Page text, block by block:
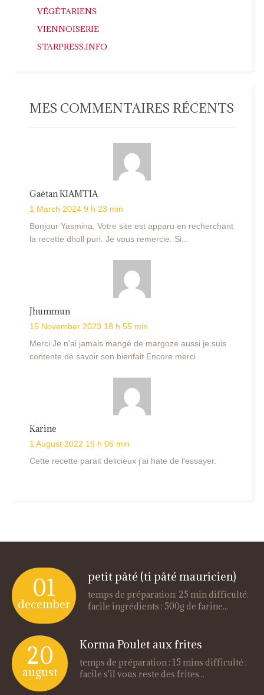
VÉGÉTARIENS
VIENNOISERIE
STARPRESS.INFO
MES COMMENTAIRES RÉCENTS
Gaëtan KIAMTIA
1 March 2024 9 h 23 min
Bonjour Yasmina, Votre site est apparu en recherchant
la recette dholl puri. Je vous remercie. Si...
Jhummun
15 November 2023 18 h 55 min
Merci Je n'ai jamais mangé de margoze aussi je suis
contente de savoir son bienfait Encore merci
Karine
1 August 2022 19 h 06 min
Cette recette parait delicieux j’ai hate de l’essayer.
01
december
petit pâté (ti pâté mauricien)
temps de préparation: 25 min difficulté:
facile ingrédients : 500g de farine...
20
august
Korma Poulet aux frites
temps de préparation : 15 mins difficulté :
facile s'il vous reste des frites...